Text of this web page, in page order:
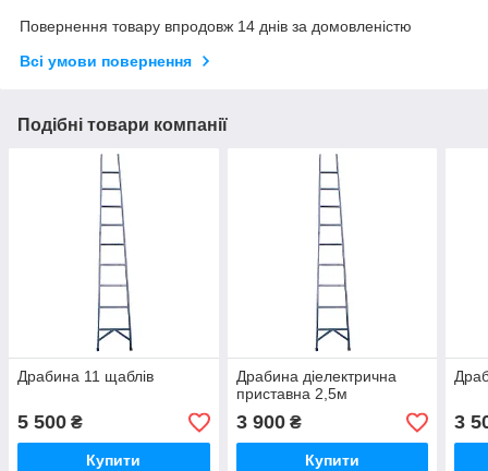
Повернення товару впродовж 14 днів за домовленістю
Всі умови повернення
Подібні товари компанії
Драбина 11 щаблів
5 500 ₴
Купити
Драбина діелектрична
приставна 2,5м
3 900₴
Купити
3